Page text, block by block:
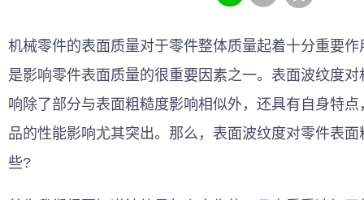
机械零件的表面质量对于零件整体质量起着十分重要
是影响零件表面质量的很重要因素之一。表面波纹度
响除了部分与表面粗糙度影响相似外，还具有自身特
品的性能影响尤其突出。那么，表面波纹度对零件表
些?